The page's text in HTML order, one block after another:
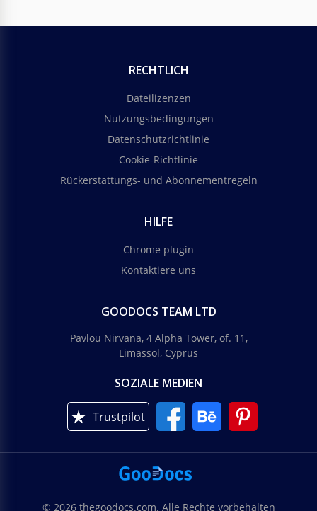
RECHTLICH
Dateilizenzen
Nutzungsbedingungen
Datenschutzrichtlinie
Cookie-Richtlinie
Rückerstattungs- und Abonnementregeln
HILFE
Chrome plugin
Kontaktiere uns
GOODOCS TEAM LTD
Pavlou Nirvana, 4 Alpha Tower, of. 11,
Limassol, Cyprus
SOZIALE MEDIEN
Trustpilot
© 2026 thegoodocs.com. Alle Rechte vorbehalten